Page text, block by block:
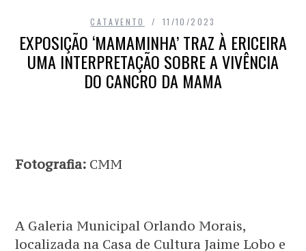
CATAVENTO 11/10/2023
EXPOSIÇÃO ‘MAMAMINHA’ TRAZ À ERICEIRA
UMA INTERPRETAÇÃO SOBRE A VIVÊNCIA
DO CANCRO DA MAMA
Fotografia: CMM
A Galeria Municipal Orlando Morais,
localizada na Casa de Cultura Jaime Lobo e